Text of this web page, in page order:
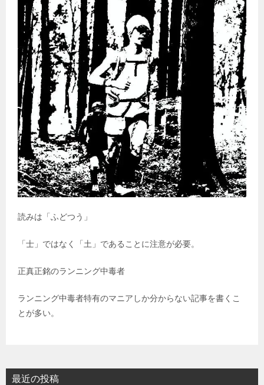
読みは「ふどつう」
「士」ではなく「土」であることに注意が必要。
正真正銘のランニング中毒者
ランニング中毒者特有のマニアしか分からない記事を書くこ
とが多い。
最近の投稿